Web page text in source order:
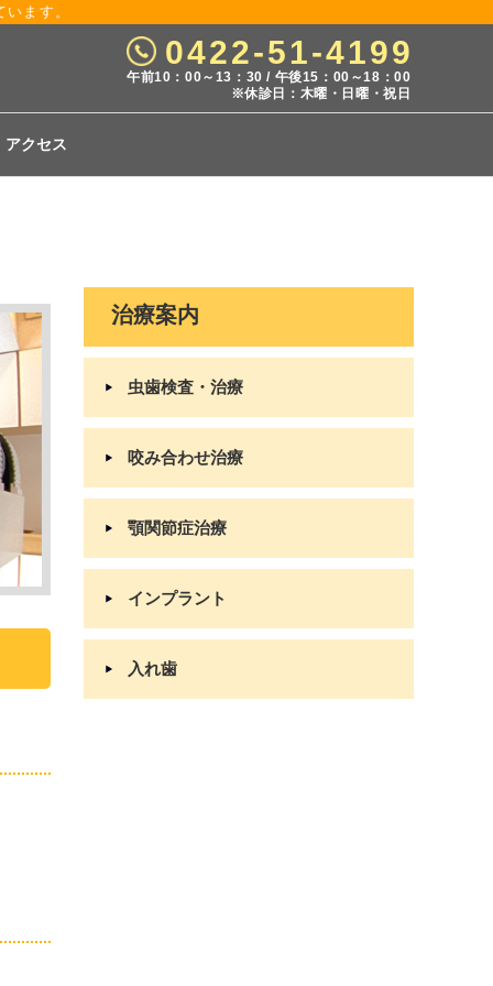
ます。
0422-51-4199
午前10：00～13：30 / 午後15：00～18：00
※休診日：木曜・日曜・祝日
アクセス
治療案内
虫歯検査・治療
咬み合わせ治療
顎関節症治療
インプラント
入れ歯